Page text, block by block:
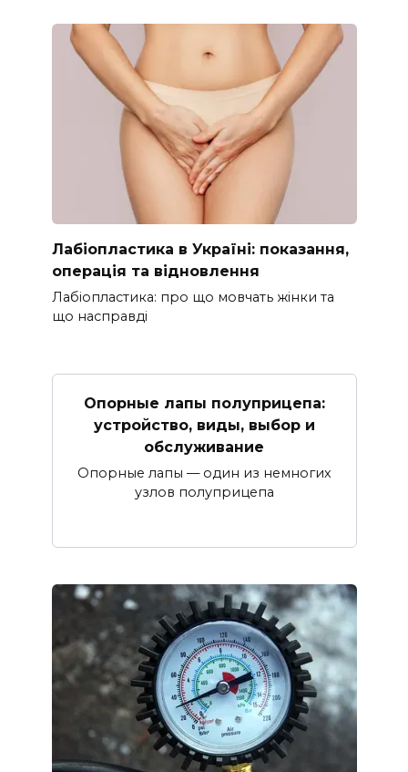
Лабіопластика в Україні: показання,
операція та відновлення
Лабіопластика: про що мовчать жінки та
що насправді
Опорные лапы полуприцепа:
устройство, виды, выбор и
обслуживание
Опорные лапы — один из немногих
узлов полуприцепа